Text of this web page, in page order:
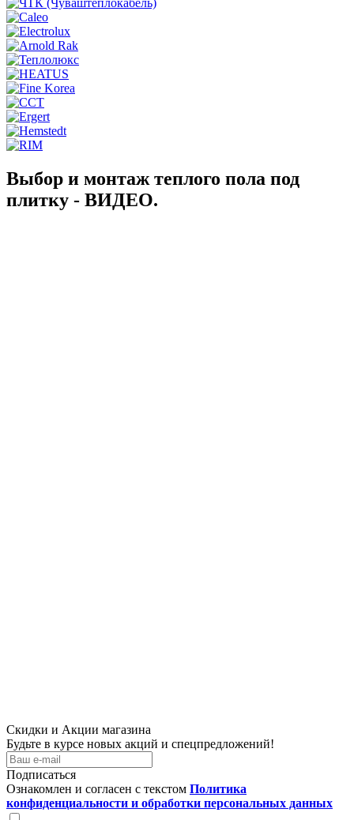
Выбор и монтаж теплого пола под
плитку - ВИДЕО.
Скидки и Акции магазина
Будьте в курсе новых акций и спецпредложений!
Подписаться
Ознакомлен и согласен с текстом Политика
конфиденциальности и обработки персональных данных